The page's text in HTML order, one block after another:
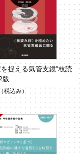
捉える気管支鏡”枝読
版
（税込み）